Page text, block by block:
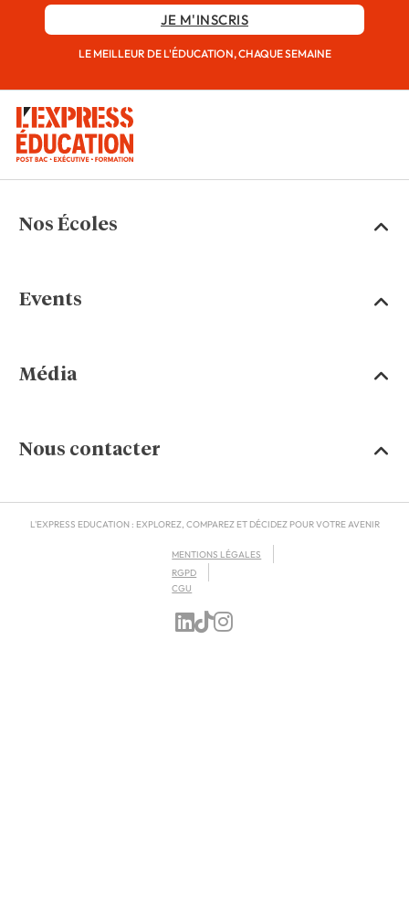
JE M'INSCRIS
LE MEILLEUR DE L'ÉDUCATION, CHAQUE SEMAINE
Nos Écoles
Events
Média
Nous contacter
L'EXPRESS EDUCATION : EXPLOREZ, COMPAREZ ET DÉCIDEZ POUR VOTRE AVENIR
MENTIONS LÉGALES
RGPD
CGU